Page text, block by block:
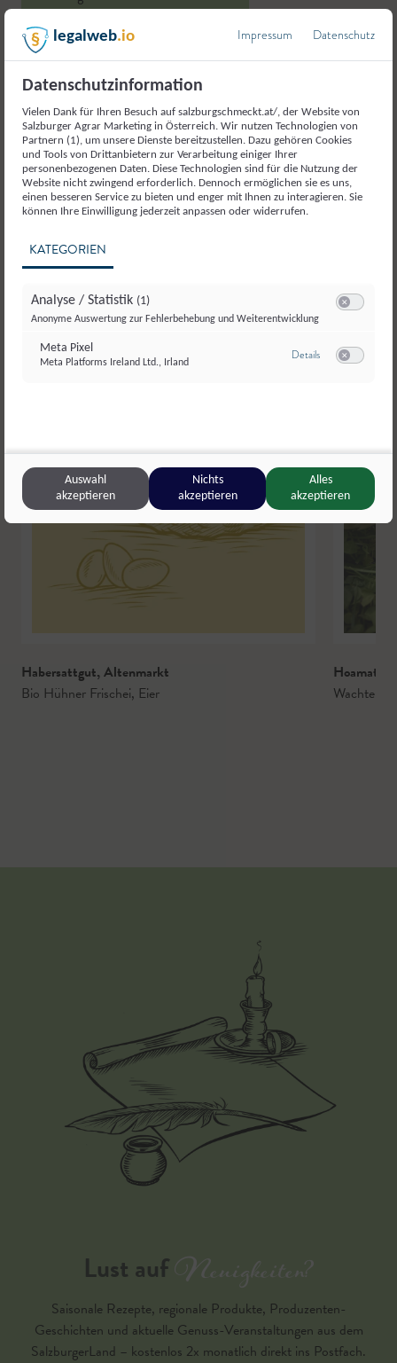
Weitere Produkte aus der
Kategorie
Eier
Habersattgut,Altenmarkt
Bio Hühner Frischei, Eier
Hoamat
Wachteleier
Lust aufNeuigkeiten?
Saisonale Rezepte, regionale Produkte, Produzenten-
Geschichten und aktuelle Genuss-Veranstaltungen aus dem
SalzburgerLand – kostenlos 2x monatlich direkt ins Postfach.
legalweb.io Impressum Datenschutz
Datenschutzinformation
Vielen Dank für Ihren Besuch auf salzburgschmeckt.at/, der Website von
Salzburger Agrar Marketing in Österreich. Wir nutzen Technologien von
Partnern (1), um unsere Dienste bereitzustellen. Dazu gehören Cookies
und Tools von Drittanbietern zur Verarbeitung einiger Ihrer
personenbezogenen Daten. Diese Technologien sind für die Nutzung der
Website nicht zwingend erforderlich. Dennoch ermöglichen sie es uns,
einen besseren Service zu bieten und enger mit Ihnen zu interagieren. Sie
können Ihre Einwilligung jederzeit anpassen oder widerrufen.
KATEGORIEN
Analyse / Statistik (1)
Anonyme Auswertung zur Fehlerbehebung und Weiterentwicklung
Meta Pixel
Meta Platforms Ireland Ltd., Irland
Detailszu Meta Pixel
Auswahl
akzeptieren
Nichts
akzeptieren
Alles
akzeptieren